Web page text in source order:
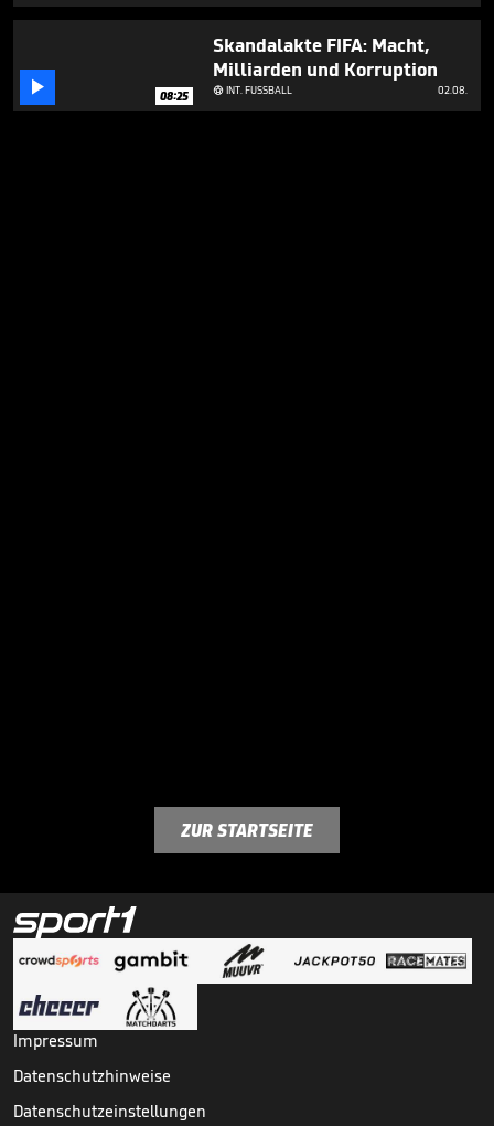
 08:25
Skandalakte FIFA: Macht,
Milliarden und Korruption
INT. FUSSBALL 02.08.
ZUR STARTSEITE
Impressum
Datenschutzhinweise
Datenschutzeinstellungen